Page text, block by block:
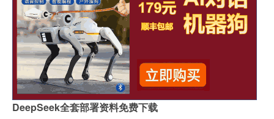
DeepSeek全套部署资料免费下载